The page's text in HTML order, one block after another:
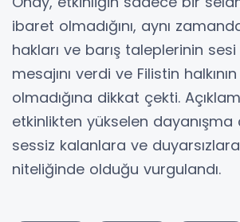
ibaret olmadığını, aynı
hakları ve barış taleplerinin
mesajını verdi ve Filistin halkının
olmadığına dikkat çekti.
etkinlikten yükselen dayanışma
sessiz kalanlara ve
niteliğinde olduğu vurgulandı.